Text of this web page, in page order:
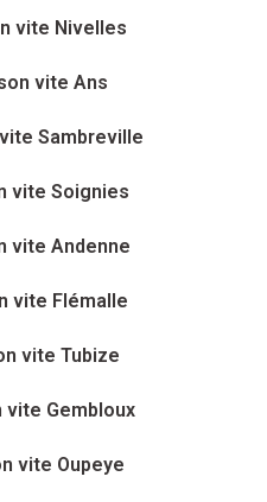
vite Nivelles
vite Ans
Sambreville
vite Soignies
vite Andenne
vite Flémalle
vite Tubize
vite Gembloux
vite Oupeye